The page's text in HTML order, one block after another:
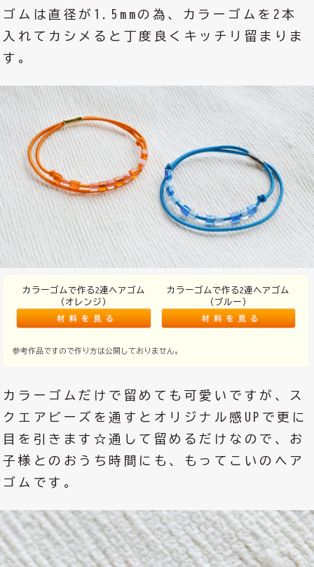
ゴムは直径が1.5mmの為、カラーゴムを2本
入れてカシメると丁度良くキッチリ留まりま
す。
カラーゴムで作る2連ヘアゴム
（オレンジ）
カラーゴムで作る2連ヘアゴム
（ブルー）
参考作品ですので作り方は公開しておりません。
カラーゴムだけで留めても可愛いですが、ス
クエアビーズを通すとオリジナル感UPで更に
目を引きます☆通して留めるだけなので、お
子様とのおうち時間にも、もってこいのヘア
ゴムです。